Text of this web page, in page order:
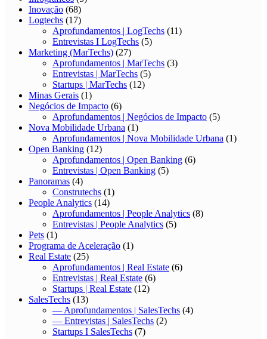
Inovação (68)
Logtechs (17)
Aprofundamentos | LogTechs (11)
Entrevistas I LogTechs (5)
Marketing (MarTechs) (27)
Aprofundamentos | MarTechs (3)
Entrevistas | MarTechs (5)
Startups | MarTechs (12)
Minas Gerais (1)
Negócios de Impacto (6)
Aprofundamentos | Negócios de Impacto (5)
Nova Mobilidade Urbana (1)
Aprofundamentos | Nova Mobilidade Urbana (1)
Open Banking (12)
Aprofundamentos | Open Banking (6)
Entrevistas | Open Banking (5)
Panoramas (4)
Construtechs (1)
People Analytics (14)
Aprofundamentos | People Analytics (8)
Entrevistas | People Analytics (5)
Pets (1)
Programa de Aceleração (1)
Real Estate (25)
Aprofundamentos | Real Estate (6)
Entrevistas | Real Estate (6)
Startups | Real Estate (12)
SalesTechs (13)
— Aprofundamentos | SalesTechs (4)
— Entrevistas | SalesTechs (2)
Startups I SalesTechs (7)